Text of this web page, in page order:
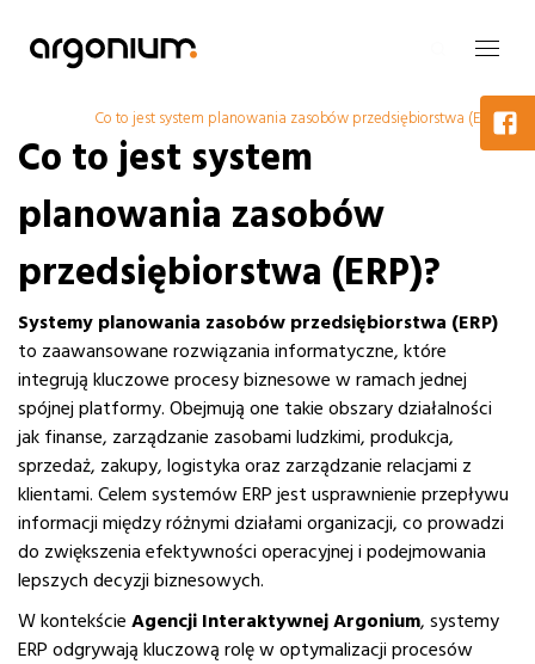
Co to jest system planowania zasobów przedsiębiorstwa (ERP)?
Co to jest system
planowania zasobów
przedsiębiorstwa (ERP)?
Systemy planowania zasobów przedsiębiorstwa (ERP)
to zaawansowane rozwiązania informatyczne, które
integrują kluczowe procesy biznesowe w ramach jednej
spójnej platformy. Obejmują one takie obszary działalności
jak finanse, zarządzanie zasobami ludzkimi, produkcja,
sprzedaż, zakupy, logistyka oraz zarządzanie relacjami z
klientami. Celem systemów ERP jest usprawnienie przepływu
informacji między różnymi działami organizacji, co prowadzi
do zwiększenia efektywności operacyjnej i podejmowania
lepszych decyzji biznesowych.
W kontekście Agencji Interaktywnej Argonium, systemy
ERP odgrywają kluczową rolę w optymalizacji procesów